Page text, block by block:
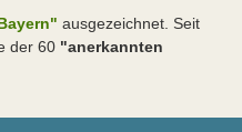
ausgezeichnet. Seit
der 60 "anerkannten